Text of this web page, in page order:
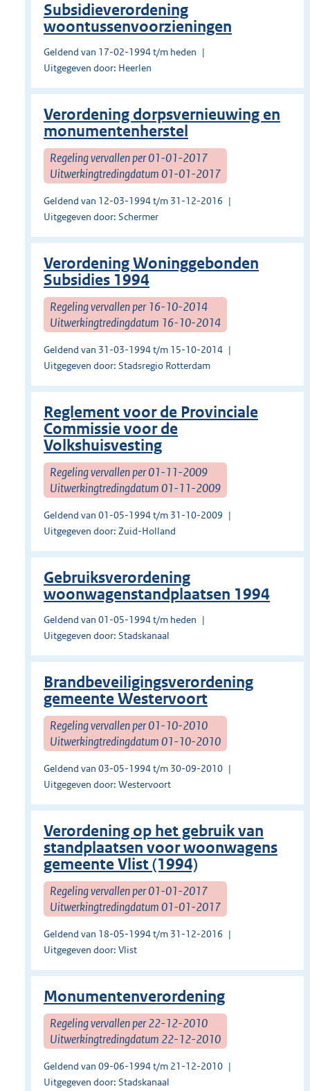
Subsi­die­ver­ordening
woontussenvoorzie­ningen
Geldend van 17-02-1994 t/m heden
Uitgegeven door: Heerlen
Verordening dorpsvernieuwing en
monumentenherstel
Regeling vervallen per 01-01-2017
Uitwerkingtredingdatum 01-01-2017
Geldend van 12-03-1994 t/m 31-12-2016
Uitgegeven door: Schermer
Verordening Woninggebonden
Subsidies 1994
Regeling vervallen per 16-10-2014
Uitwerkingtredingdatum 16-10-2014
Geldend van 31-03-1994 t/m 15-10-2014
Uitgegeven door: Stadsregio Rotterdam
Reglement voor de Provinciale
Commissie voor de
Volkshuisvesting
Regeling vervallen per 01-11-2009
Uitwerkingtredingdatum 01-11-2009
Geldend van 01-05-1994 t/m 31-10-2009
Uitgegeven door: Zuid-Holland
Gebruiksverordening
woonwagenstandplaatsen 1994
Geldend van 01-05-1994 t/m heden
Uitgegeven door: Stadskanaal
Brandbeveiligingsverordening
gemeente Westervoort
Regeling vervallen per 01-10-2010
Uitwerkingtredingdatum 01-10-2010
Geldend van 03-05-1994 t/m 30-09-2010
Uitgegeven door: Westervoort
Verordening op het gebruik van
standplaatsen voor woonwagens
gemeente Vlist (1994)
Regeling vervallen per 01-01-2017
Uitwerkingtredingdatum 01-01-2017
Geldend van 18-05-1994 t/m 31-12-2016
Uitgegeven door: Vlist
Monumentenverordening
Regeling vervallen per 22-12-2010
Uitwerkingtredingdatum 22-12-2010
Geldend van 09-06-1994 t/m 21-12-2010
Uitgegeven door: Stadskanaal